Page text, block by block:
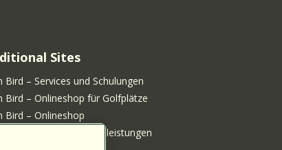
Sites
Bird – Services und Schulungen
Bird – Onlineshop für Golfplätze
Bird – Onlineshop
Bird – Shop für Serviceleistungen